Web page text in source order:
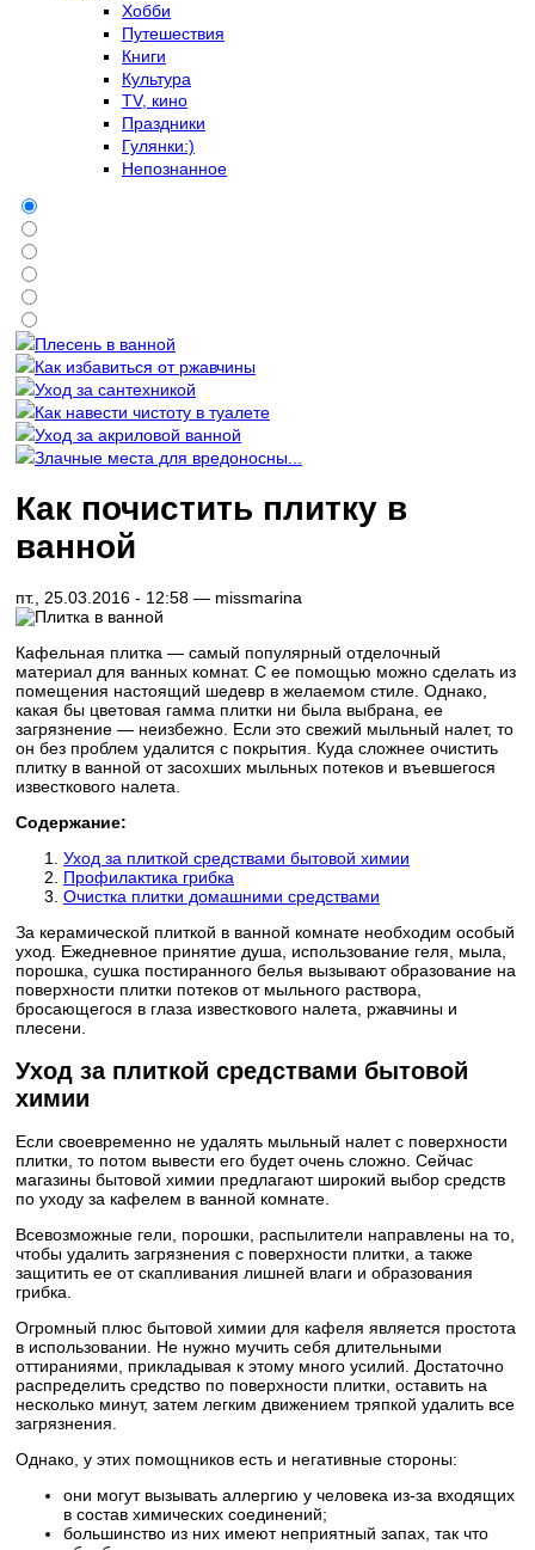
Хобби
Путешествия
Книги
Культура
TV, кино
Праздники
Гулянки:)
Непознанное
Плесень в ванной
Как избавиться от ржавчины
Уход за сантехникой
Как навести чистоту в туалете
Уход за акриловой ванной
Злачные места для вредоносны...
Как почистить плитку в
ванной
пт., 25.03.2016 - 12:58 — missmarina
Кафельная плитка — самый популярный отделочный
материал для ванных комнат. С ее помощью можно сделать из
помещения настоящий шедевр в желаемом стиле. Однако,
какая бы цветовая гамма плитки ни была выбрана, ее
загрязнение — неизбежно. Если это свежий мыльный налет, то
он без проблем удалится с покрытия. Куда сложнее очистить
плитку в ванной от засохших мыльных потеков и въевшегося
известкового налета.
Содержание:
Уход за плиткой средствами бытовой химии
Профилактика грибка
Очистка плитки домашними средствами
За керамической плиткой в ванной комнате необходим особый
уход. Ежедневное принятие душа, использование геля, мыла,
порошка, сушка постиранного белья вызывают образование на
поверхности плитки потеков от мыльного раствора,
бросающегося в глаза известкового налета, ржавчины и
плесени.
Уход за плиткой средствами бытовой
химии
Если своевременно не удалять мыльный налет с поверхности
плитки, то потом вывести его будет очень сложно. Сейчас
магазины бытовой химии предлагают широкий выбор средств
по уходу за кафелем в ванной комнате.
Всевозможные гели, порошки, распылители направлены на то,
чтобы удалить загрязнения с поверхности плитки, а также
защитить ее от скапливания лишней влаги и образования
грибка.
Огромный плюс бытовой химии для кафеля является простота
в использовании. Не нужно мучить себя длительными
оттираниями, прикладывая к этому много усилий. Достаточно
распределить средство по поверхности плитки, оставить на
несколько минут, затем легким движением тряпкой удалить все
загрязнения.
Однако, у этих помощников есть и негативные стороны:
они могут вызывать аллергию у человека из-за входящих
в состав химических соединений;
большинство из них имеют неприятный запах, так что